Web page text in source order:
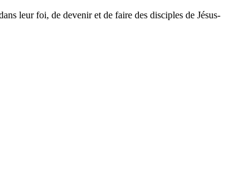
leur foi, de devenir et de faire des disciples de Jésus-